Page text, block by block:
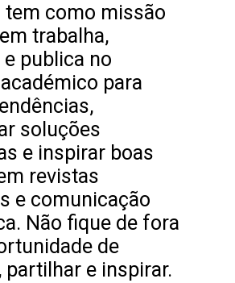
tem como missão
trabalha,
publica no
para
soluções
e inspirar boas
revistas
e comunicação
Não fique de fora
de
partilhar e inspirar.